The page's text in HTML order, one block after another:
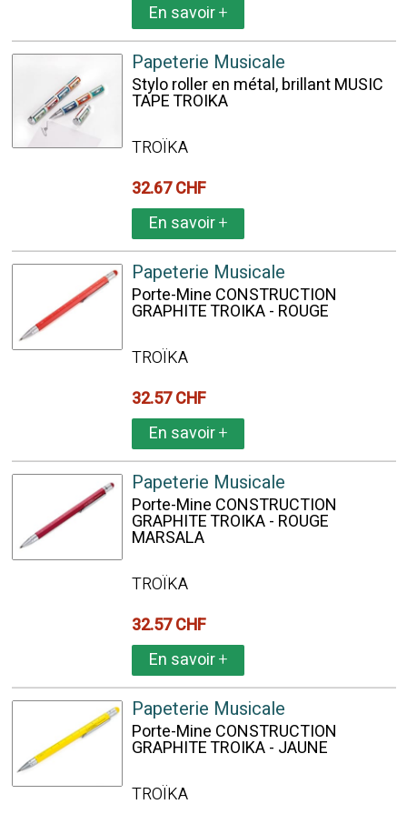
En savoir+
Papeterie Musicale
Stylo roller en métal, brillant MUSIC
TAPE TROIKA
TROÏKA
32.67 CHF
En savoir+
Papeterie Musicale
Porte-Mine CONSTRUCTION
GRAPHITE TROIKA - ROUGE
TROÏKA
32.57 CHF
En savoir+
Papeterie Musicale
Porte-Mine CONSTRUCTION
GRAPHITE TROIKA - ROUGE
MARSALA
TROÏKA
32.57 CHF
En savoir+
Papeterie Musicale
Porte-Mine CONSTRUCTION
GRAPHITE TROIKA - JAUNE
TROÏKA